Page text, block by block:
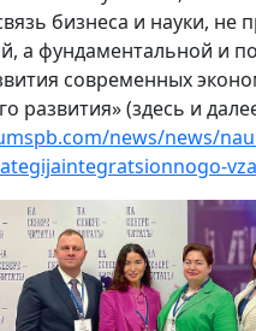
бизнеса и науки, не
а фундаментальной и
современных
развития» (здесь и
news/news/